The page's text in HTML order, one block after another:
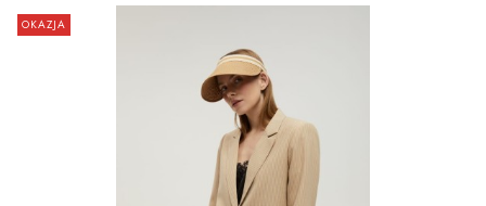
ZOBACZ PRODUKT
OKAZJA